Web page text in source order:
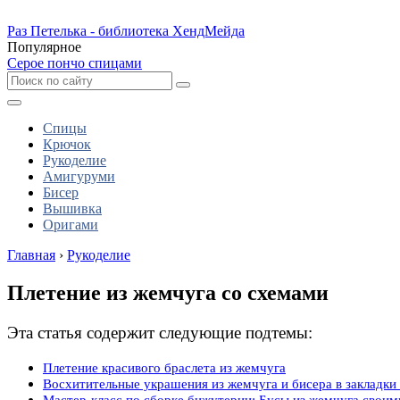
Раз Петелька - библиотека ХендМейда
Популярное
Серое пончо спицами
Спицы
Крючок
Рукоделие
Амигуруми
Бисер
Вышивка
Оригами
Главная › Рукоделие
Плетение из жемчуга со схемами
Эта статья содержит следующие подтемы:
Плетение красивого браслета из жемчуга
Восхитительные украшения из жемчуга и бисера в закладки